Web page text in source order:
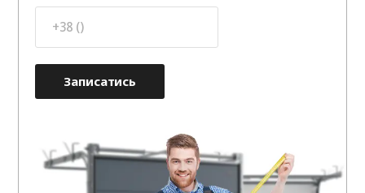
Записатись